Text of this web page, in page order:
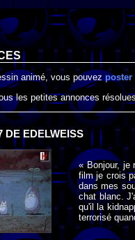
animé, vous pouvez poster
les petites annonces
DE EDELWEISS
« Bonjour, je
film je crois
dans mes
chat blanc.
qu'il la
terrorisé